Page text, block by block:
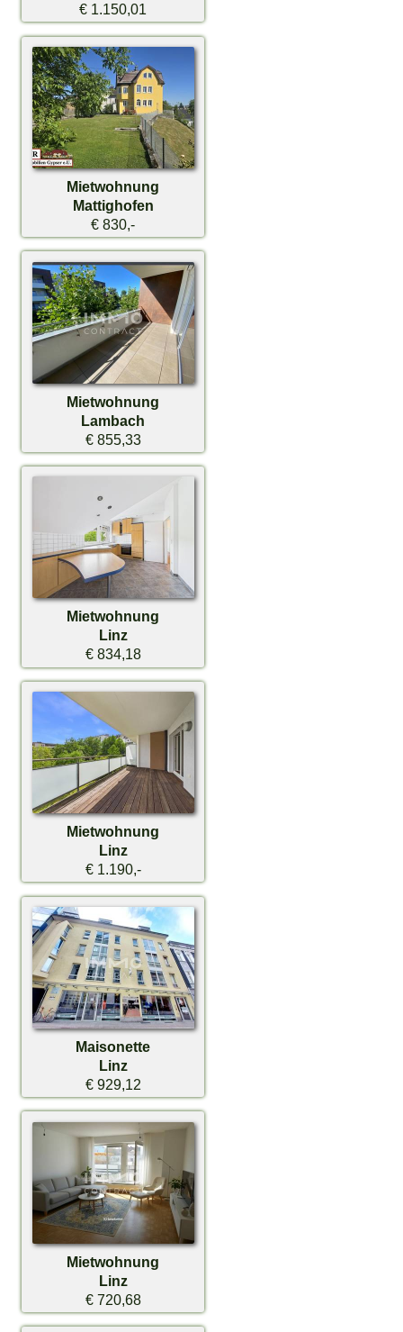
€ 1.150,01
Mietwohnung
Mattighofen
€ 830,-
Mietwohnung
Lambach
€ 855,33
Mietwohnung
Linz
€ 834,18
Mietwohnung
Linz
€ 1.190,-
Maisonette
Linz
€ 929,12
Mietwohnung
Linz
€ 720,68